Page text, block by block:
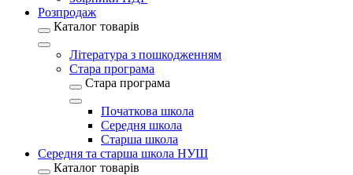
Розпродаж
Каталог товарів
Література з пошкодженням
Стара програма
Стара програма
Початкова школа
Середня школа
Старша школа
Середня та старша школа НУШ
Каталог товарів